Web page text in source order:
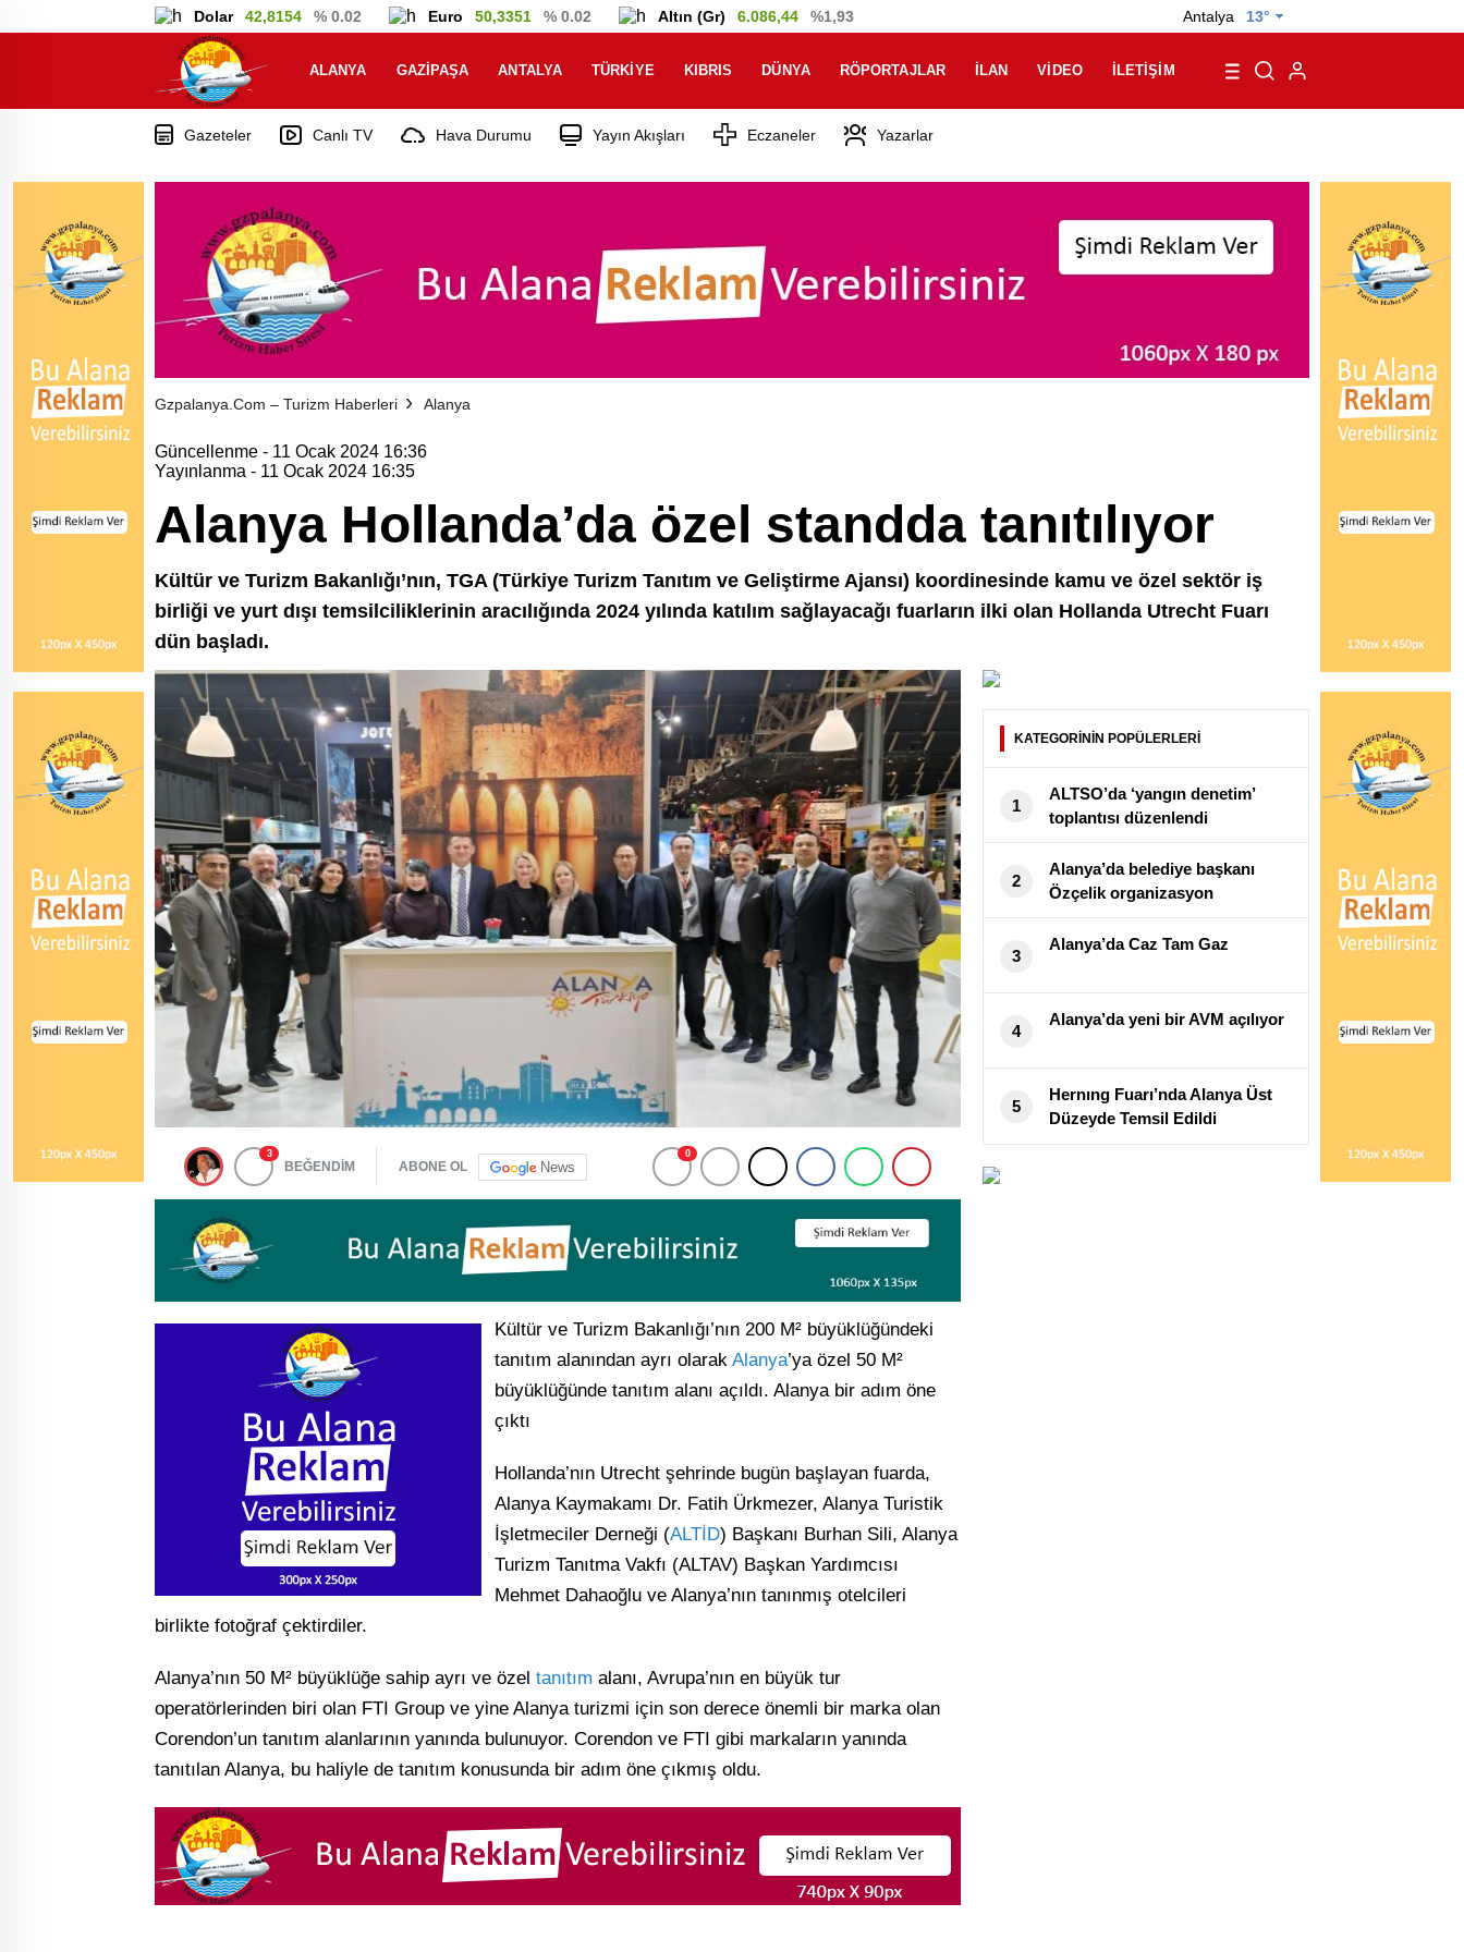
Dolar 42,8154 % 0.02 Euro 50,3351 % 0.02 Altın (Gr) 6.086,44 %1,93 Antalya 13°
ALANYA GAZIPAŞA ANTALYA TÜRKIYE KIBRIS DÜNYA RÖPORTAJLAR İLAN VIDEO İLETIŞIM
Gazeteler Canlı TV Hava Durumu Yayın Akışları Eczaneler Yazarlar
Gzpalanya.com – Turizm Haberleri Alanya
Güncellenme - 11 Ocak 2024 16:36
Yayınlanma - 11 Ocak 2024 16:35
Alanya Hollanda’da özel standda tanıtılıyor
Kültür ve Turizm Bakanlığı’nın, TGA (Türkiye Turizm Tanıtım ve Geliştirme Ajansı) koordinesinde kamu ve özel sektör iş
birliği ve yurt dışı temsilciliklerinin aracılığında 2024 yılında katılım sağlayacağı fuarların ilki olan Hollanda Utrecht Fuarı
dün başladı.
3
BEĞENDİM ABONE OL News
0
Kültür ve Turizm Bakanlığı’nın 200 M² büyüklüğündeki
tanıtım alanından ayrı olarak Alanya’ya özel 50 M²
büyüklüğünde tanıtım alanı açıldı. Alanya bir adım öne
çıktı
Hollanda’nın Utrecht şehrinde bugün başlayan fuarda,
Alanya Kaymakamı Dr. Fatih Ürkmezer, Alanya Turistik
İşletmeciler Derneği (ALTİD) Başkanı Burhan Sili, Alanya
Turizm Tanıtma Vakfı (ALTAV) Başkan Yardımcısı
Mehmet Dahaoğlu ve Alanya’nın tanınmış otelcileri
birlikte fotoğraf çektirdiler.
Alanya’nın 50 M² büyüklüğe sahip ayrı ve özel tanıtım alanı, Avrupa’nın en büyük tur
operatörlerinden biri olan FTI Group ve yine Alanya turizmi için son derece önemli bir marka olan
Corendon’un tanıtım alanlarının yanında bulunuyor. Corendon ve FTI gibi markaların yanında
tanıtılan Alanya, bu haliyle de tanıtım konusunda bir adım öne çıkmış oldu.
KATEGORİNİN POPÜLERLERİ
1
ALTSO’da ‘yangın denetim’
toplantısı düzenlendi
2
Alanya’da belediye başkanı
Özçelik organizasyon
düğmesine bastı
3
Alanya’da Caz Tam Gaz
4
Alanya’da yeni bir AVM açılıyor
5
Hernıng Fuarı’nda Alanya Üst
Düzeyde Temsil Edildi